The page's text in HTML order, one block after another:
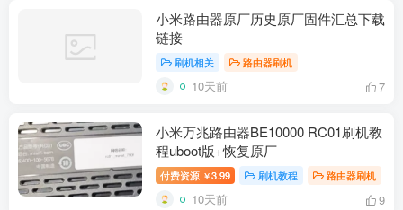
小米路由器原厂历史原厂固件汇总下载
链接
刷机相关 路由器刷机
10天前 7
小米万兆路由器BE10000 RC01刷机教
程uboot版+恢复原厂
付费资源 ￥3.99 刷机教程 路由器刷机
10天前 9